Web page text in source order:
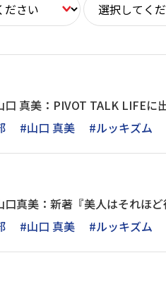
真美：PIVOT TALK LIFEに
#山口 真美 #ルッキズム
口真美：新著『美人はそれほ
#山口 真美 #ルッキズム